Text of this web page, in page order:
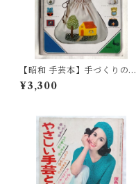
【昭和 手芸本】手づくりの絵
本 バッグとポシェット（昭
和56年）
¥3,300